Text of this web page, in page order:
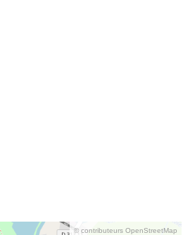
© contributeurs OpenStreetMap